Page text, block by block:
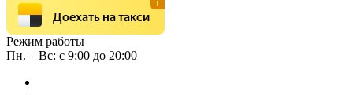
Доехать на такси
Режим работы
Пн. – Вс: с 9:00 до 20:00